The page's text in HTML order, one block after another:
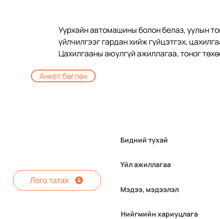
Уурхайн автомашины болон белаз, уулын
үйлчилгээг гардан хийж гүйцэтгэх,
Цахилгааны аюулгүй ажиллагаа, тоног
Анкет бөглөх
Лого татах
Бидний тухай
Үйл ажиллагаа
Мэдээ, мэдээлэл
Нийгмийн хариуцлага